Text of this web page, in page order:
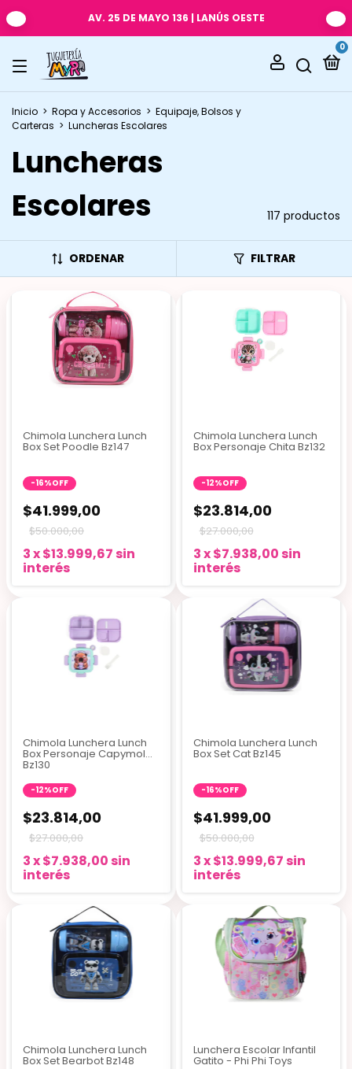
AV. 25 DE MAYO 136 | LANÚS OESTE
0
Inicio > Ropa y Accesorios > Equipaje, Bolsos y
Carteras > Luncheras Escolares
Luncheras
Escolares
117 productos
ORDENAR FILTRAR
Chimola Lunchera Lunch
Box Set Poodle Bz147
-16%OFF
$41.999,00
$50.000,00
3x$13.999,67 sin
interés
Chimola Lunchera Lunch
Box Personaje Chita Bz132
-12%OFF
$23.814,00
$27.000,00
3x$7.938,00 sin
interés
Chimola Lunchera Lunch
Box Personaje Capymola
Bz130
-12%OFF
$23.814,00
$27.000,00
3x$7.938,00 sin
interés
Chimola Lunchera Lunch
Box Set Cat Bz145
-16%OFF
$41.999,00
$50.000,00
3x$13.999,67 sin
interés
Chimola Lunchera Lunch
Box Set Bearbot Bz148
Lunchera Escolar Infantil
Gatito - Phi Phi Toys